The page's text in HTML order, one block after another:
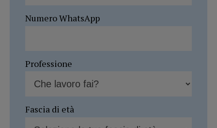
Numero WhatsApp
Professione
Fascia di età